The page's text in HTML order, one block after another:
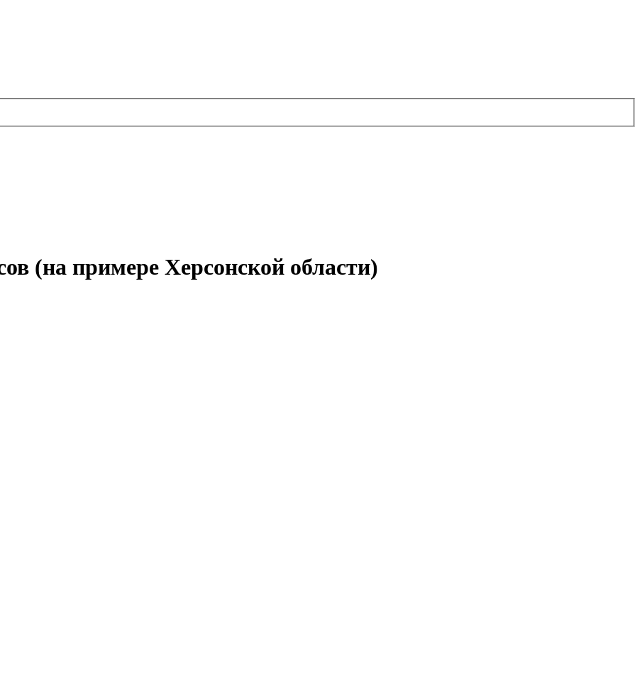
(на примере Херсонской области)